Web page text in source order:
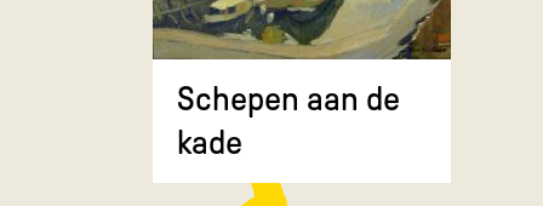
Schepen aan de
kade